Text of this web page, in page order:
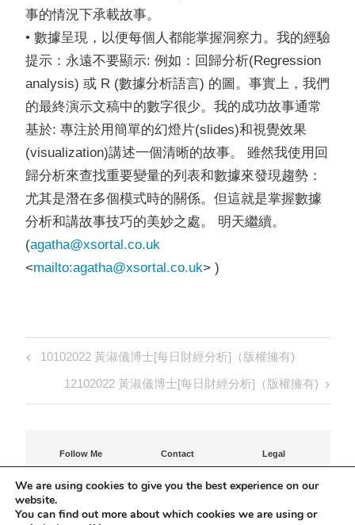
事的情況下承載故事。
• 數據呈現，以便每個人都能掌握洞察力。我的經驗
提示：永遠不要顯示: 例如：回歸分析(Regression
analysis) 或 R (數據分析語言) 的圖。事實上，我們
的最終演示文稿中的數字很少。我的成功故事通常
基於: 專注於用簡單的幻燈片(slides)和視覺效果
(visualization)講述一個清晰的故事。 雖然我使用回
歸分析來查找重要變量的列表和數據來發現趨勢：
尤其是潛在多個模式時的關係。但這就是掌握數據
分析和講故事技巧的美妙之處。 明天繼續。
(agatha@xsortal.co.uk
<mailto:agatha@xsortal.co.uk> )
Post
navigation
Previous
10102022 黃淑儀博士[每日財經分析]（版權擁有)
Next
Post
12102022 黃淑儀博士[每日財經分析]（版權擁有)
Follow Me Contact Legal
Terms of Use
We are using cookies to give you the best experience on our
website.
You can find out more about which cookies we are using or